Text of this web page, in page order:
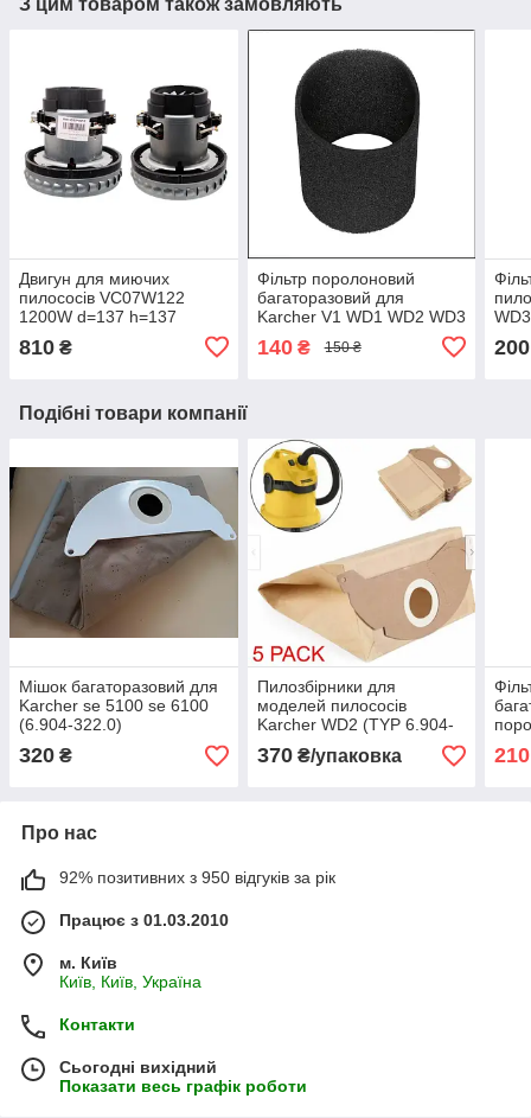
З цим товаром також замовляють
Двигун для миючих
пилососів VC07W122
1200W d=137 h=137
810 ₴
Фільтр поролоновий
багаторазовий для
Karcher V1 WD1 WD2 WD3
140₴ 150 ₴
WD3
200
Подібні товари компанії
Мішок багаторазовий для
Karcher se 5100 se 6100
(6.904-322.0)
320 ₴
Пилозбірники для
моделей пилососів
Karcher WD2 (TYP 6.904-
322.0) 5 шт./упак (аналог)
370₴/упаковка 210
Про нас
92% позитивних з 950 відгуків за рік
Працює з 01.03.2010
м. Київ
Київ, Київ, Україна
Контакти
Сьогодні вихідний
Показати весь графік роботи